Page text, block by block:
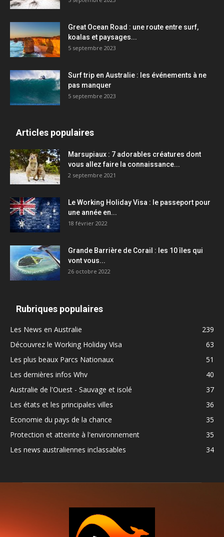
Great Ocean Road : une route entre surf,
koalas et paysages...
5 septembre 2023
Surf trip en Australie : les événements à ne
pas manquer
5 septembre 2023
Articles populaires
Marsupiaux : 7 adorables créatures dont
vous allez faire la connaissance...
2 septembre 2021
Le Working Holiday Visa : le passeport pour
une année en...
18 février 2022
Grande Barrière de Corail : les 10 îles qui
vont vous...
26 octobre 2022
Rubriques populaires
Les News en Australie
239
Découvrez le Working Holiday Visa
63
Les plus beaux Parcs Nationaux
51
Les dernières infos Whv
40
Australie de l'Ouest - Sauvage et isolé
37
Les états et les principales villes
36
Economie du pays de la chance
35
Protection et atteinte à l'environnement
35
Les news australiennes inclassables
34